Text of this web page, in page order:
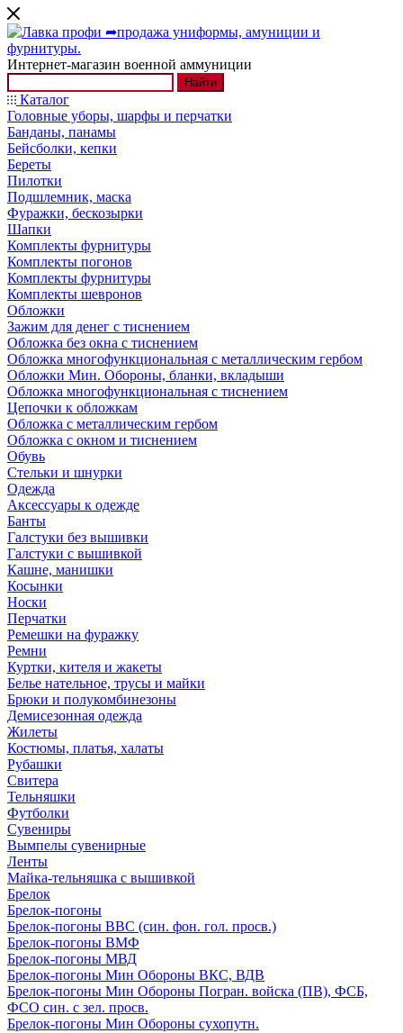
Интернет-магазин военной аммуниции
Найти
Каталог
Головные уборы, шарфы и перчатки
Банданы, панамы
Бейсболки, кепки
Береты
Пилотки
Подшлемник, маска
Фуражки, бескозырки
Шапки
Комплекты фурнитуры
Комплекты погонов
Комплекты фурнитуры
Комплекты шевронов
Обложки
Зажим для денег с тиснением
Обложка без окна с тиснением
Обложка многофункциональная с металлическим гербом
Обложки Мин. Обороны, бланки, вкладыши
Обложка многофункциональная с тиснением
Цепочки к обложкам
Обложка с металлическим гербом
Обложка с окном и тиснением
Обувь
Стельки и шнурки
Одежда
Аксессуары к одежде
Банты
Галстуки без вышивки
Галстуки с вышивкой
Кашне, манишки
Косынки
Носки
Перчатки
Ремешки на фуражку
Ремни
Куртки, кителя и жакеты
Белье нательное, трусы и майки
Брюки и полукомбинезоны
Демисезонная одежда
Жилеты
Костюмы, платья, халаты
Рубашки
Свитера
Тельняшки
Футболки
Сувениры
Вымпелы сувенирные
Ленты
Майка-тельняшка с вышивкой
Брелок
Брелок-погоны
Брелок-погоны ВВС (син. фон. гол. просв.)
Брелок-погоны ВМФ
Брелок-погоны МВД
Брелок-погоны Мин Обороны ВКС, ВДВ
Брелок-погоны Мин Обороны Погран. войска (ПВ), ФСБ,
ФСО син. с зел. просв.
Брелок-погоны Мин Обороны сухопутн.